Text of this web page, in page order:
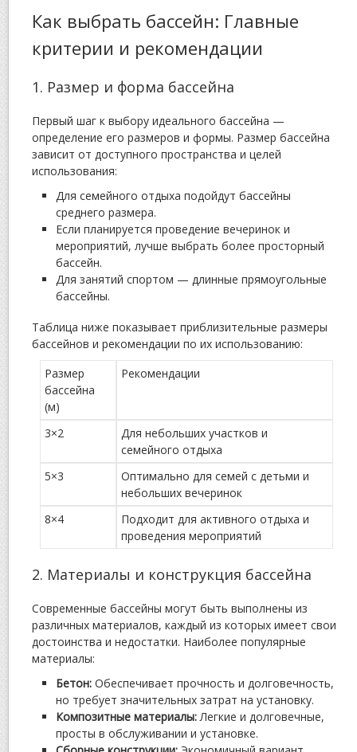
Как выбрать бассейн: Главные
критерии и рекомендации
1. Размер и форма бассейна
Первый шаг к выбору идеального бассейна —
определение его размеров и формы. Размер бассейна
зависит от доступного пространства и целей
использования:
Для семейного отдыха подойдут бассейны
среднего размера.
Если планируется проведение вечеринок и
мероприятий, лучше выбрать более просторный
бассейн.
Для занятий спортом — длинные прямоугольные
бассейны.
Таблица ниже показывает приблизительные размеры
бассейнов и рекомендации по их использованию:
Размер
бассейна
(м)
Рекомендации
3×2
Для небольших участков и
семейного отдыха
5×3
Оптимально для семей с детьми и
небольших вечеринок
8×4
Подходит для активного отдыха и
проведения мероприятий
2. Материалы и конструкция бассейна
Современные бассейны могут быть выполнены из
различных материалов, каждый из которых имеет свои
достоинства и недостатки. Наиболее популярные
материалы:
Бетон: Обеспечивает прочность и долговечность,
но требует значительных затрат на установку.
Композитные материалы:Легкие и долговечные,
просты в обслуживании и установке.